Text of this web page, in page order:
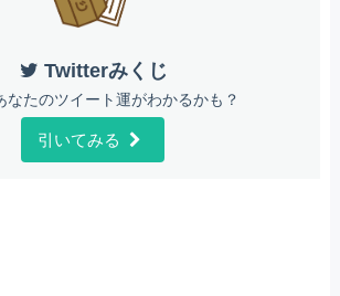
Twitterみくじ
なたのツイート運がわかるかも？
引いてみる